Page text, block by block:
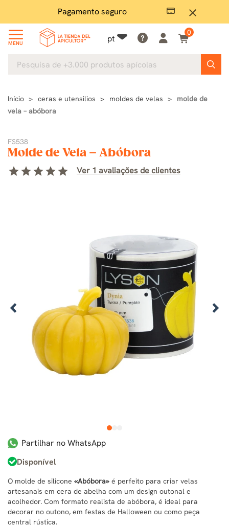
close
Pagamento seguro
MENU pt
0
Início ceras e utensilios moldes de velas
molde de
vela – abóbora
FS538
Molde de Vela – Abóbora
starstarstarstarstar Ver 1 avaliações de clientes
1
Partilhar no WhatsApp
Disponível
O molde de silicone «Abóbora» é perfeito para criar velas
artesanais em cera de abelha com um design outonal e
acolhedor. Com formato realista de abóbora, é ideal para
decorar no outono, em festas de Halloween ou como peça
central rústica.